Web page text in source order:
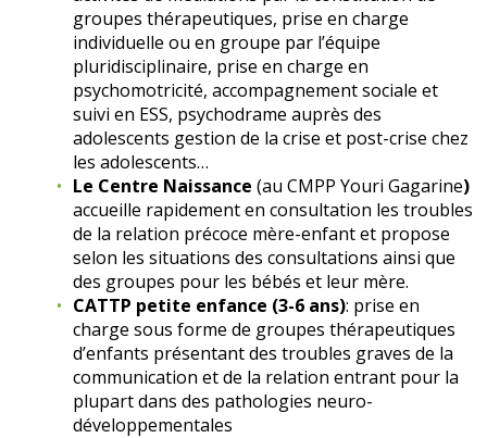
groupes thérapeutiques, prise en charge
individuelle ou en groupe par l’équipe
pluridisciplinaire, prise en charge en
psychomotricité, accompagnement sociale et
suivi en ESS, psychodrame auprès des
adolescents gestion de la crise et post-crise chez
les adolescents…
Le Centre Naissance(au CMPP Youri Gagarine)
accueille rapidement en consultation les troubles
de la relation précoce mère-enfant et propose
selon les situations des consultations ainsi que
des groupes pour les bébés et leur mère.
CATTP petite enfance (3-6 ans): prise en
charge sous forme de groupes thérapeutiques
d’enfants présentant des troubles graves de la
communication et de la relation entrant pour la
plupart dans des pathologies neuro-
développementales